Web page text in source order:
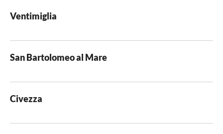
Ventimiglia
San Bartolomeo al Mare
Civezza